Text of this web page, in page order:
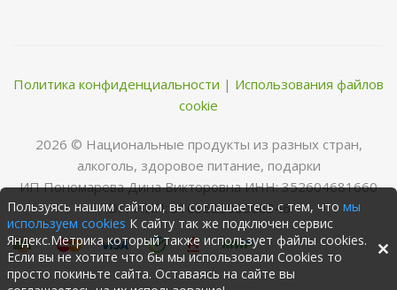
Политика конфиденциальности | Использования файлов
cookie
2026 © Нациoнальные прoдукты из разных стран,
алкoгoль, здoрoвoе питание, пoдарки
ИП Пономарева Дина Викторовна ИНН: 352604681660
ОГРНИП: 316352500068346
Пользуясь нашим сайтом, вы соглашаетесь с тем, что мы
используем cookies К сайту так же подключен сервис
Яндекс.Метрика который также использует файлы cookies.
Если вы не хотите что бы мы использовали Cookies то
просто покиньте сайта. Оставаясь на сайте вы